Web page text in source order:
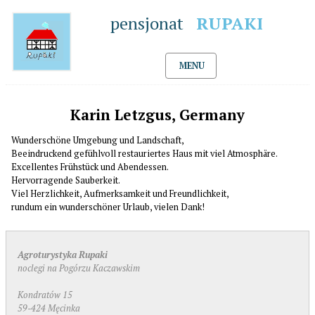
pensjonat RUPAKI
MENU
Karin Letzgus, Germany
Wunderschöne Umgebung und Landschaft,
Beeindruckend gefühlvoll restauriertes Haus mit viel Atmosphäre.
Excellentes Frühstück und Abendessen.
Hervorragende Sauberkeit.
Viel Herzlichkeit, Aufmerksamkeit und Freundlichkeit,
rundum ein wunderschöner Urlaub, vielen Dank!
Agroturystyka Rupaki
noclegi na Pogórzu Kaczawskim
Kondratów 15
59-424 Męcinka